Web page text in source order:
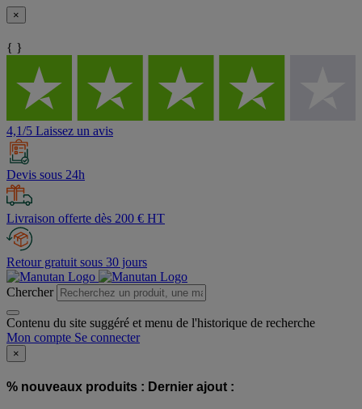
×
{ }
4,1/5 Laissez un avis
Devis sous 24h
Livraison offerte dès 200 € HT
Retour gratuit sous 30 jours
Chercher
Contenu du site suggéré et menu de l'historique de recherche
Mon compte Se connecter
×
% nouveaux produits : Dernier ajout :